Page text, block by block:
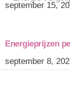
september 15,
Energieprijzen
september 8,